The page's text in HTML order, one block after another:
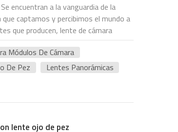
encuentran a la vanguardia de la
captamos y percibimos el mundo a
que producen, lente de cámara
categorías distintas pero
perspectivas y posibilidades
diseñados para capturar vistas
a los fotógrafos capturar la grandeza
óptica gran angular y
múltiples imágenes a la perfección,
ha estado impulsada por los avances
Módulos De Cámara
De Pez
Lentes Panorámicas
lente ojo de pez